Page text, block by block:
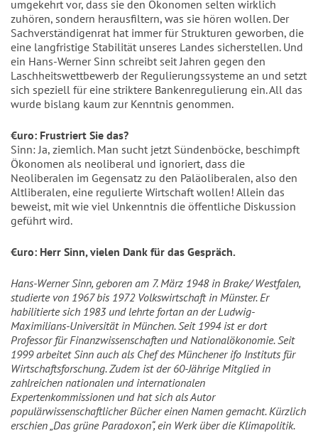
umgekehrt vor, dass sie den Ökonomen selten wirklich
zuhören, sondern herausfiltern, was sie hören wollen. Der
Sachverständigenrat hat immer für Strukturen geworben, die
eine langfristige Stabilität unseres Landes sicherstellen. Und
ein Hans-Werner Sinn schreibt seit Jahren gegen den
Laschheitswettbewerb der Regulierungssysteme an und setzt
sich speziell für eine striktere Bankenregulierung ein. All das
wurde bislang kaum zur Kenntnis genommen.
€uro: Frustriert Sie das?
Sinn: Ja, ziemlich. Man sucht jetzt Sündenböcke, beschimpft
Ökonomen als neoliberal und ignoriert, dass die
Neoliberalen im Gegensatz zu den Paläoliberalen, also den
Altliberalen, eine regulierte Wirtschaft wollen! Allein das
beweist, mit wie viel Unkenntnis die öffentliche Diskussion
geführt wird.
€uro: Herr Sinn, vielen Dank für das Gespräch.
Hans-Werner Sinn, geboren am 7. März 1948 in Brake/ Westfalen,
studierte von 1967 bis 1972 Volkswirtschaft in Münster. Er
habilitierte sich 1983 und lehrte fortan an der Ludwig-
Maximilians-Universität in München. Seit 1994 ist er dort
Professor für Finanzwissenschaften und Nationalökonomie. Seit
1999 arbeitet Sinn auch als Chef des Münchener ifo Instituts für
Wirtschaftsforschung. Zudem ist der 60-Jährige Mitglied in
zahlreichen nationalen und internationalen
Expertenkommissionen und hat sich als Autor
populärwissenschaftlicher Bücher einen Namen gemacht. Kürzlich
erschien „Das grüne Paradoxon“, ein Werk über die Klimapolitik.